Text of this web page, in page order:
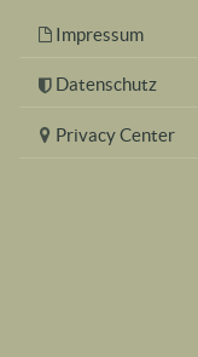
Impressum
Datenschutz
Privacy Center